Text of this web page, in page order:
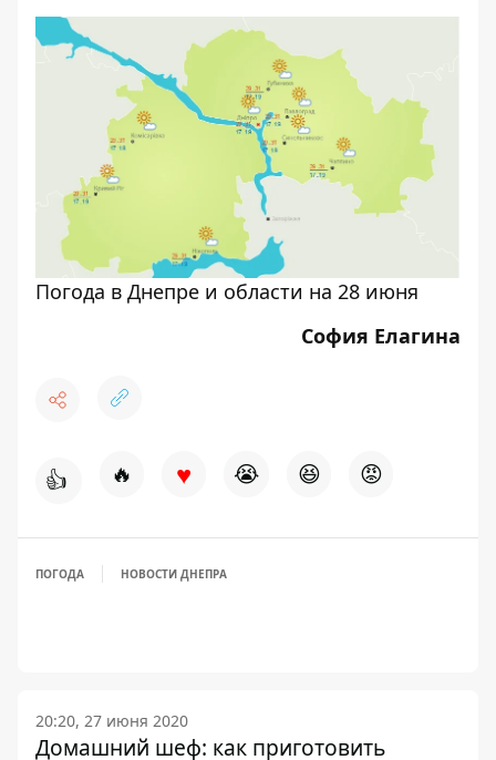
Погода в Днепре и области на 28 июня
София Елагина
👍 🔥 ♥ 😭 😆 😡
ПОГОДА НОВОСТИ ДНЕПРА
20:20, 27 июня 2020
Домашний шеф: как приготовить